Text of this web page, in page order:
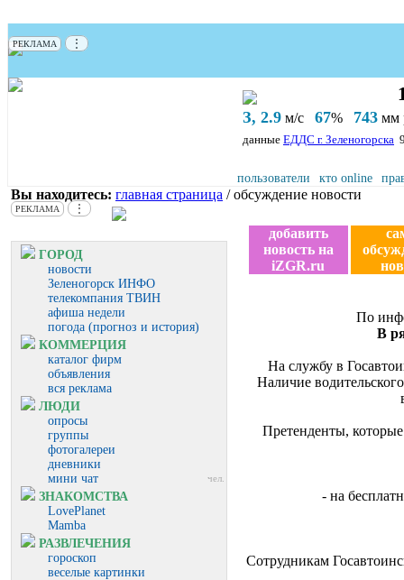
РЕКЛАМА ⋮
З, 2.9 м/с 67% 743 мм
данные ЕДДС г. Зеленогорска
пользователи кто online
Вы находитесь: главная страница / обсуждение новости
РЕКЛАМА ⋮
ГОРОД
новости
Зеленогорск ИНФО
телекомпания ТВИН
афиша недели
погода (прогноз и история)
КОММЕРЦИЯ
каталог фирм
объявления
вся реклама
ЛЮДИ
опросы
группы
фотогалереи
дневники
мини чат
чел.
ЗНАКОМСТВА
LovePlanet
Mamba
РАЗВЛЕЧЕНИЯ
гороскоп
веселые картинки
добавить
новость на
iZGR.ru
По
В
На службу в
Наличие
Претенденты,
- на
Сотрудникам